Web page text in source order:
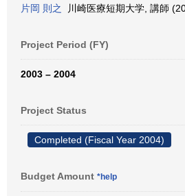
片岡 則之
川崎医療短期大学, 講師
Project Period (FY)
2003 – 2004
Project Status
Completed (Fiscal Year 2004)
Budget Amount *help